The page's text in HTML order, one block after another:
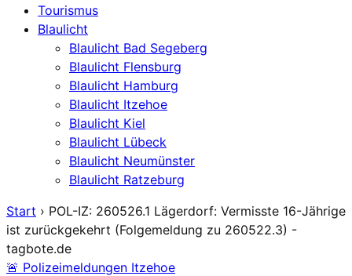
Tourismus
Blaulicht
Blaulicht Bad Segeberg
Blaulicht Flensburg
Blaulicht Hamburg
Blaulicht Itzehoe
Blaulicht Kiel
Blaulicht Lübeck
Blaulicht Neumünster
Blaulicht Ratzeburg
Start › POL-IZ: 260526.1 Lägerdorf: Vermisste 16-Jährige
ist zurückgekehrt (Folgemeldung zu 260522.3) -
tagbote.de
🚨 Polizeimeldungen Itzehoe